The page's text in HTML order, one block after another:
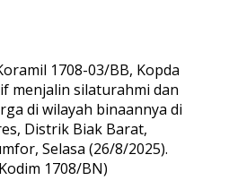
1708-03/BB, Kopda
menjalin silaturahmi dan
di wilayah binaannya di
Distrik Biak Barat,
Selasa (26/8/2025).
1708/BN)